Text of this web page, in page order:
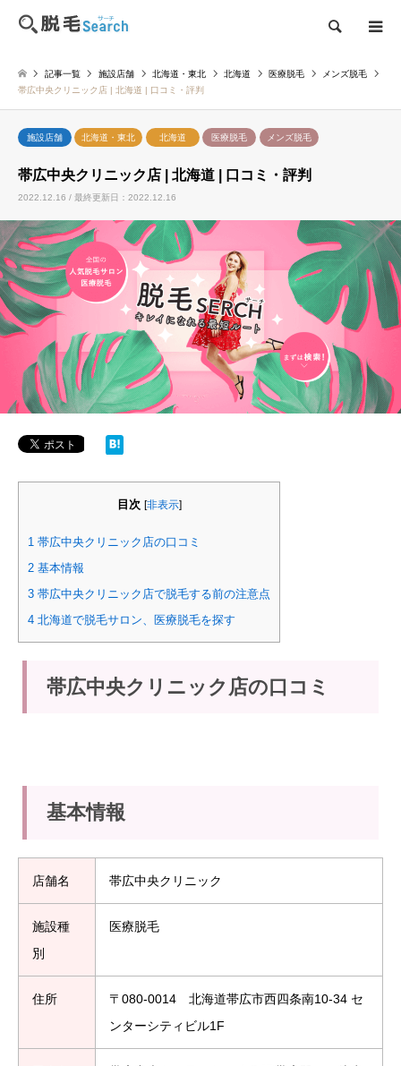
検索
記事一覧 施設店舗 北海道・東北 北海道 医療脱毛
メンズ脱毛
帯広中央クリニック店 | 北海道 | 口コミ・評判
施設店舗 北海道・東北 北海道 医療脱毛 メンズ脱毛
帯広中央クリニック店 | 北海道 | 口コミ・評判
2022.12.16 / 最終更新日：2022.12.16
目次 [非表示]
1 帯広中央クリニック店の口コミ
2 基本情報
3 帯広中央クリニック店で脱毛する前の注意点
4 北海道で脱毛サロン、医療脱毛を探す
帯広中央クリニック店の口コミ
基本情報
店舗名 帯広中央クリニック
施設種
別
医療脱毛
住所
〒080-0014 北海道帯広市西四条南10-34 セ
ンターシティビル1F